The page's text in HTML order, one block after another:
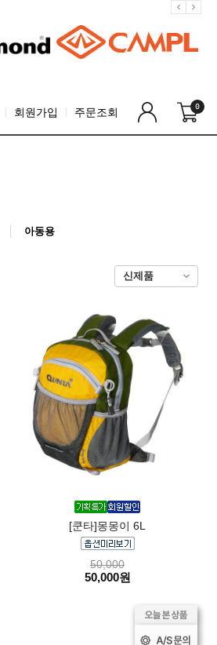
회원가입 주문조회 0
아동용
[쿤타]몽몽이 6L
50,000
50,000원